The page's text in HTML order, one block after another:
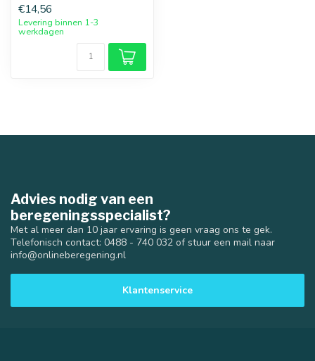
€14,56
Levering binnen 1-3
werkdagen
Advies nodig van een
beregeningsspecialist?
Met al meer dan 10 jaar ervaring is geen vraag ons te gek.
Telefonisch contact: 0488 - 740 032 of stuur een mail naar
info@onlineberegening.nl
Klantenservice